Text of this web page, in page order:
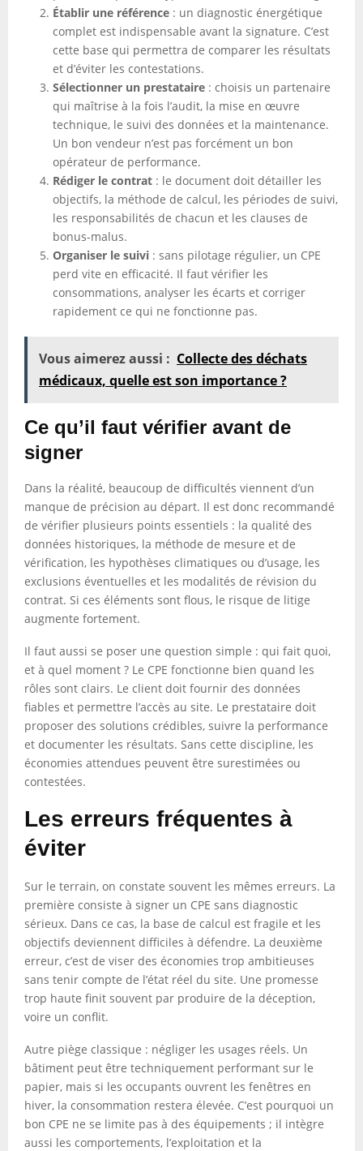
Établir une référence : un diagnostic énergétique
complet est indispensable avant la signature. C’est
cette base qui permettra de comparer les résultats
et d’éviter les contestations.
Sélectionner un prestataire : choisis un partenaire
qui maîtrise à la fois l’audit, la mise en œuvre
technique, le suivi des données et la maintenance.
Un bon vendeur n’est pas forcément un bon
opérateur de performance.
Rédiger le contrat : le document doit détailler les
objectifs, la méthode de calcul, les périodes de suivi,
les responsabilités de chacun et les clauses de
bonus-malus.
Organiser le suivi : sans pilotage régulier, un CPE
perd vite en efficacité. Il faut vérifier les
consommations, analyser les écarts et corriger
rapidement ce qui ne fonctionne pas.
Vous aimerez aussi : Collecte des déchats
médicaux, quelle est son importance ?
Ce qu’il faut vérifier avant de
signer
Dans la réalité, beaucoup de difficultés viennent d’un
manque de précision au départ. Il est donc recommandé
de vérifier plusieurs points essentiels : la qualité des
données historiques, la méthode de mesure et de
vérification, les hypothèses climatiques ou d’usage, les
exclusions éventuelles et les modalités de révision du
contrat. Si ces éléments sont flous, le risque de litige
augmente fortement.
Il faut aussi se poser une question simple : qui fait quoi,
et à quel moment ? Le CPE fonctionne bien quand les
rôles sont clairs. Le client doit fournir des données
fiables et permettre l’accès au site. Le prestataire doit
proposer des solutions crédibles, suivre la performance
et documenter les résultats. Sans cette discipline, les
économies attendues peuvent être surestimées ou
contestées.
Les erreurs fréquentes à
éviter
Sur le terrain, on constate souvent les mêmes erreurs. La
première consiste à signer un CPE sans diagnostic
sérieux. Dans ce cas, la base de calcul est fragile et les
objectifs deviennent difficiles à défendre. La deuxième
erreur, c’est de viser des économies trop ambitieuses
sans tenir compte de l’état réel du site. Une promesse
trop haute finit souvent par produire de la déception,
voire un conflit.
Autre piège classique : négliger les usages réels. Un
bâtiment peut être techniquement performant sur le
papier, mais si les occupants ouvrent les fenêtres en
hiver, la consommation restera élevée. C’est pourquoi un
bon CPE ne se limite pas à des équipements ; il intègre
aussi les comportements, l’exploitation et la